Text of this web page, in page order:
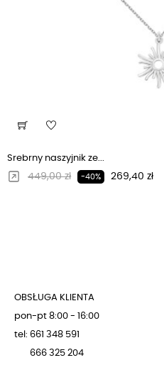
Srebrny naszyjnik ze...
Regularna cena
449,00 zł -40% Cena
269,40 zł
OBSŁUGA KLIENTA
pon-pt 8:00 - 16:00
tel: 661 348 591
666 325 204